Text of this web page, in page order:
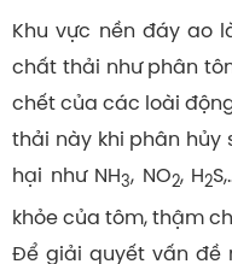
Khu vực nền đáy ao
chất thải như phân
chết của các loài
thải này khi phân hủy
hại như NH3, NO2, H2
khỏe của tôm, thậm
Để giải quyết vấn đề